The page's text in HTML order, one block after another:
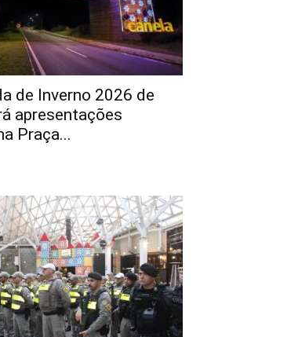
de Inverno 2026 de
apresentações
Praça...